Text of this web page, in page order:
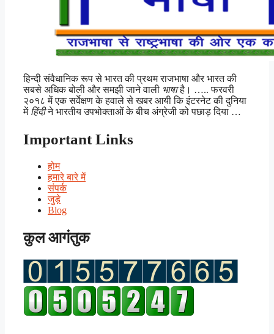
हिन्दी संवैधानिक रूप से भारत की प्रथम राजभाषा और भारत की
सबसे अधिक बोली और समझी जाने वाली भाषाहै। ….. फरवरी
२०१८ में एक सर्वेक्षण के हवाले से खबर आयी कि इंटरनेट की दुनिया
में हिंदीने भारतीय उपभोक्ताओं के बीच अंग्रेजी को पछाड़ दिया …
Important Links
होम
हमारे बारे में
संपर्क
जुड़े
Blog
कुल आगंतुक